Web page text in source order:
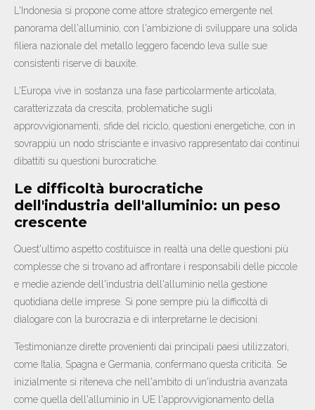
L'Indonesia si propone come attore strategico emergente nel
panorama dell'alluminio, con l'ambizione di sviluppare una solida
filiera nazionale del metallo leggero facendo leva sulle sue
consistenti riserve di bauxite.
L'Europa vive in sostanza una fase particolarmente articolata,
caratterizzata da crescita, problematiche sugli
approvvigionamenti, sfide del riciclo, questioni energetiche, con in
sovrappiù un nodo strisciante e invasivo rappresentato dai continui
dibattiti su questioni burocratiche.
Le difficoltà burocratiche
dell'industria dell'alluminio: un peso
crescente
Quest'ultimo aspetto costituisce in realtà una delle questioni più
complesse che si trovano ad affrontare i responsabili delle piccole
e medie aziende dell'industria dell'alluminio nella gestione
quotidiana delle imprese. Si pone sempre più la difficoltà di
dialogare con la burocrazia e di interpretarne le decisioni.
Testimonianze dirette provenienti dai principali paesi utilizzatori,
come Italia, Spagna e Germania, confermano questa criticità. Se
inizialmente si riteneva che nell'ambito di un'industria avanzata
come quella dell'alluminio in UE l'approvvigionamento della